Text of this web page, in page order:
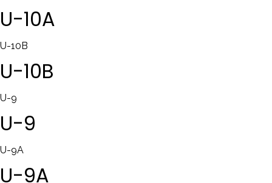
U-10A
U-10B
U-10B
U-9
U-9
U-9A
U-9A